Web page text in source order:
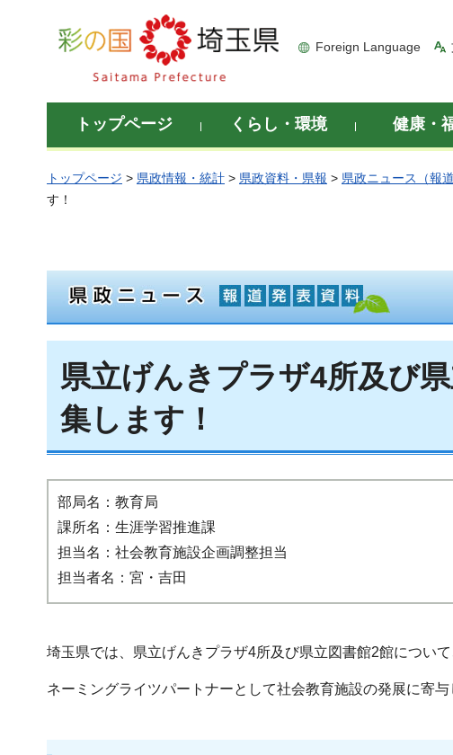
彩の国 埼玉県
Foreign Language
トップページ くらし・環境 健康・
トップページ > 県政情報・統計 > 県政資料・県報 > 県政ニュース（報
す！
県立げんきプラザ4所及び
集します！
部局名：教育局
課所名：生涯学習推進課
担当名：社会教育施設企画調整担当
担当者名：宮・吉田
埼玉県では、県立げんきプラザ4所及び県立図書館2館につい
ネーミングライツパートナーとして社会教育施設の発展に寄